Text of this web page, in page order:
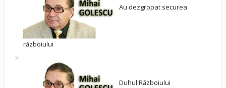
Au dezgropat securea
războiului
Duhul Războiului